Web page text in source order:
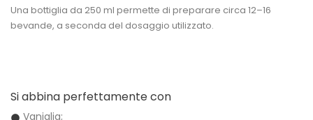
Una bottiglia da 250 ml permette di preparare circa 12–16
bevande, a seconda del dosaggio utilizzato.
Si abbina perfettamente con
Vaniglia;